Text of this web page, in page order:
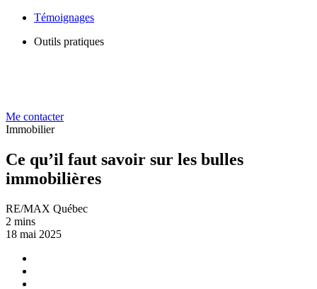
Témoignages
Outils pratiques
Me contacter
Immobilier
Ce qu’il faut savoir sur les bulles
immobilières
RE/MAX Québec
2 mins
18 mai 2025